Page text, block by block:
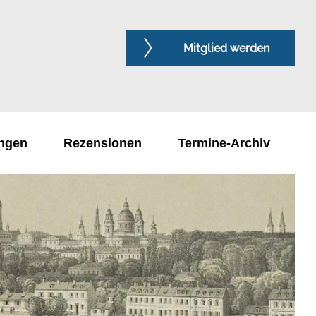
Mitglied werden
Rezensionen Termine-Archiv